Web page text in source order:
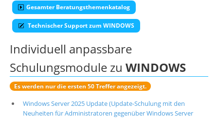
Gesamter Beratungsthemenkatalog
Technischer Support zum WINDOWS
Individuell anpassbare
Schulungsmodule zu WINDOWS
Es werden nur die ersten 50 Treffer angezeigt.
Windows Server 2025 Update (Update-Schulung mit den
Neuheiten für Administratoren gegenüber Windows Server